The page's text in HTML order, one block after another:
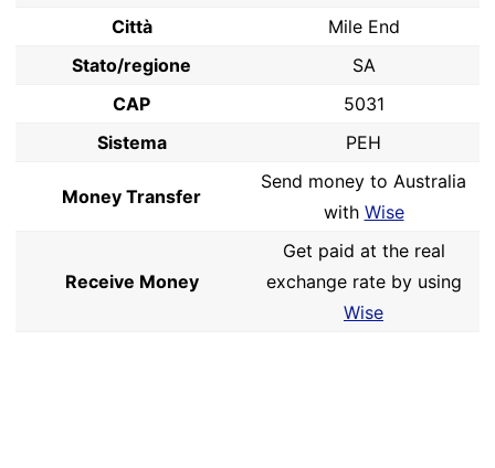
Città
Mile End
Stato/regione
SA
CAP
5031
Sistema
PEH
Money Transfer
Send money to Australia
with Wise
Receive Money
Get paid at the real
exchange rate by using
Wise